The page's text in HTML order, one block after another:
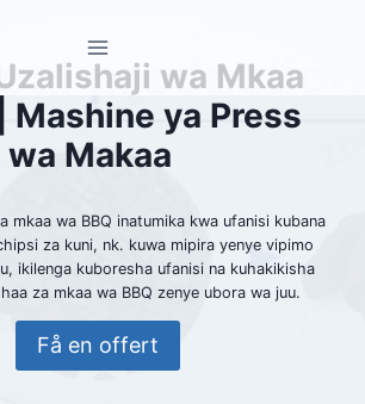
wa Mkaa
Mashine ya Press
Makaa
mkaa wa BBQ inatumika kwa ufanisi kubana
za kuni, nk. kuwa mipira yenye vipimo
ikilenga kuboresha ufanisi na kuhakikisha
za mkaa wa BBQ zenye ubora wa juu.
Få en offert